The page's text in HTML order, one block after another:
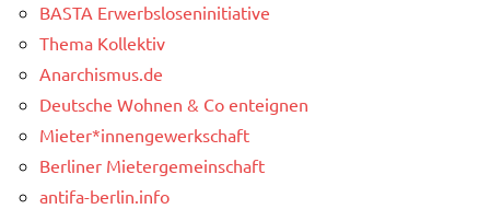
BASTA Erwerbsloseninitiative
Thema Kollektiv
Anarchismus.de
Deutsche Wohnen & Co enteignen
Mieter*innengewerkschaft
Berliner Mietergemeinschaft
antifa-berlin.info